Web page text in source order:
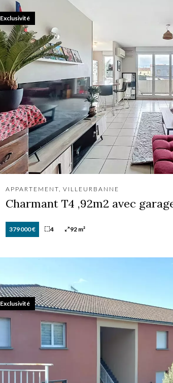
APPARTEMENT, VILLEURBANNE
Charmant T4 ,92m2 avec
379 000 € 4 92 m²
Exclusivité
Exclusivité